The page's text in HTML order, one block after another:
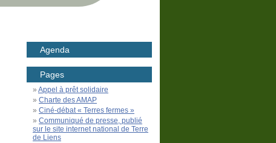
Agenda
Pages
Appel à prêt solidaire
Charte des AMAP
Ciné-débat « Terres fermes »
Communiqué de presse, publié
sur le site internet national de Terre
de Liens